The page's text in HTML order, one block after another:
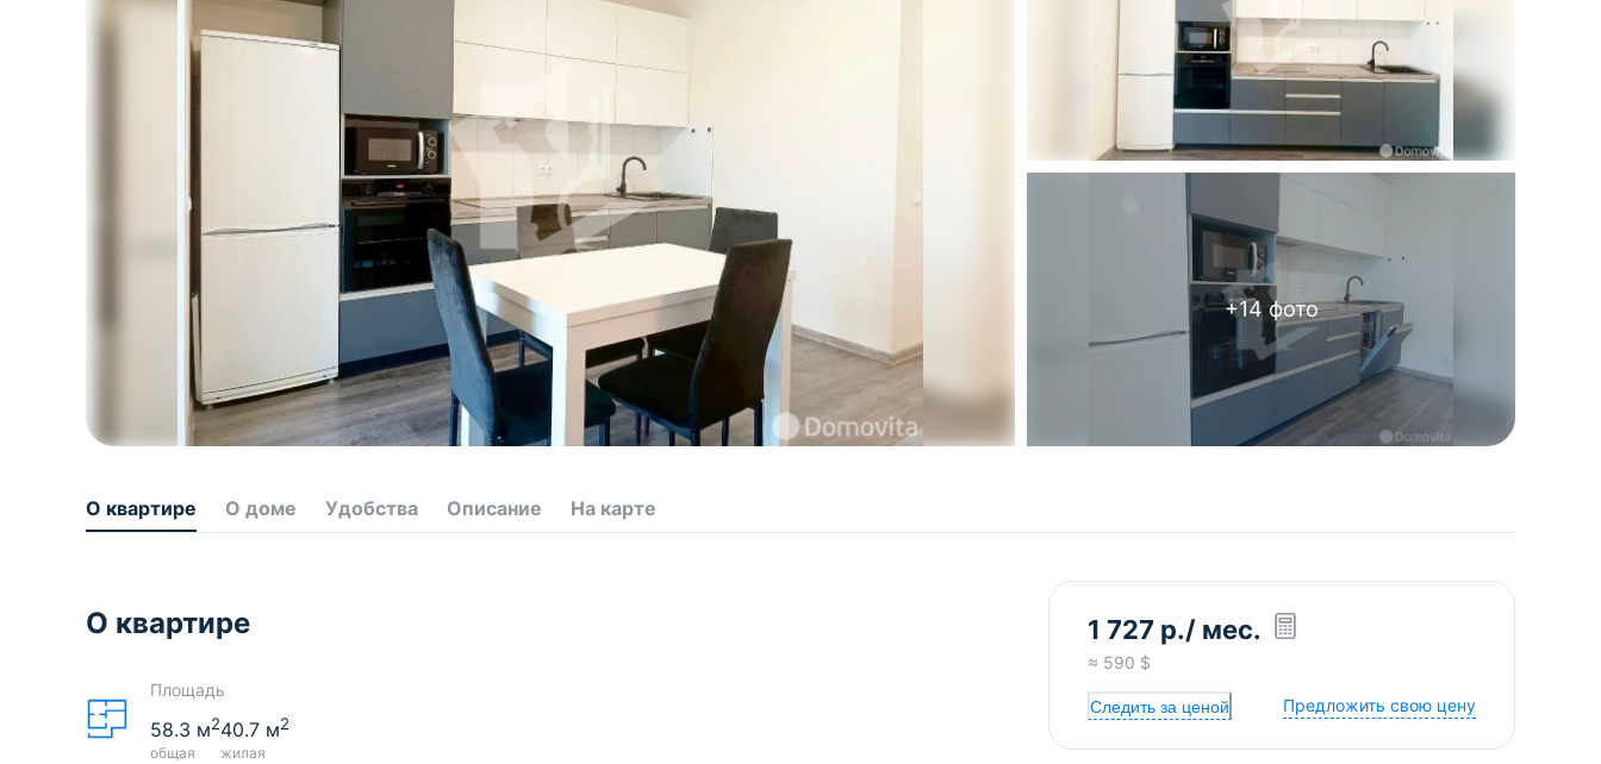
+14фото
О квартире О доме Удобства Описание На карте
О квартире
Площадь
58.3 м2
общая
40.7 м2
жилая
1 727 р./ мес.
≈ 590 $
Следить за ценой Предложить свою цену